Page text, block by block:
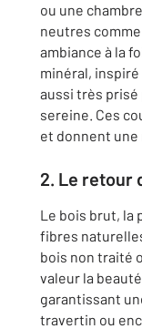
ou une
neutres
ambiance à la
minéral, inspiré
aussi très
sereine. Ces
et donnent une
2. Le retour
Le bois brut, la
fibres
bois non traité
valeur la
garantissant
travertin ou